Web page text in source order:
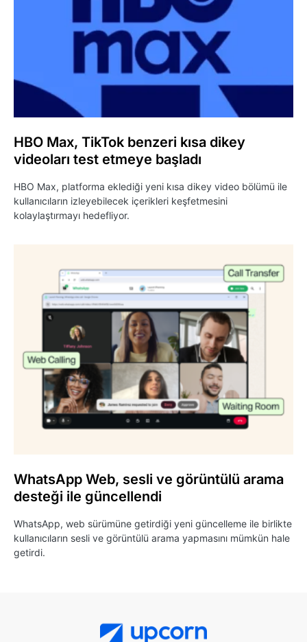
HBO Max, TikTok benzeri kısa dikey
videoları test etmeye başladı
HBO Max, platforma eklediği yeni kısa dikey video bölümü ile
kullanıcıların izleyebilecek içerikleri keşfetmesini
kolaylaştırmayı hedefliyor.
WhatsApp Web, sesli ve görüntülü arama
desteği ile güncellendi
WhatsApp, web sürümüne getirdiği yeni güncelleme ile birlikte
kullanıcıların sesli ve görüntülü arama yapmasını mümkün hale
getirdi.